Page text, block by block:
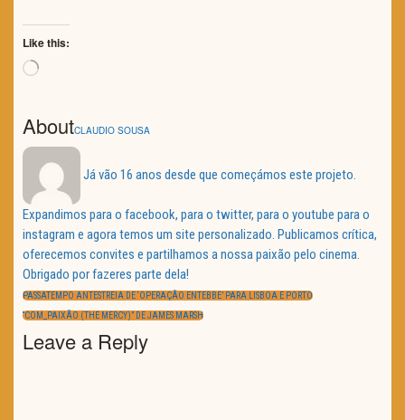
Like this:
Loading…
AboutCLAUDIO SOUSA
Já vão 16 anos desde que começámos este projeto.
Expandimos para o facebook, para o twitter, para o youtube para o
instagram e agora temos um site personalizado. Publicamos crítica,
oferecemos convites e partilhamos a nossa paixão pelo cinema.
Obrigado por fazeres parte dela!
Navegação
de
artigos
PREVIOUS
PASSATEMPO ANTESTREIA DE ‘OPERAÇÃO ENTEBBE’ PARA LISBOA E PORTO
NEXT
“COM_PAIXÃO (THE MERCY)” DE JAMES MARSH
Leave a Reply